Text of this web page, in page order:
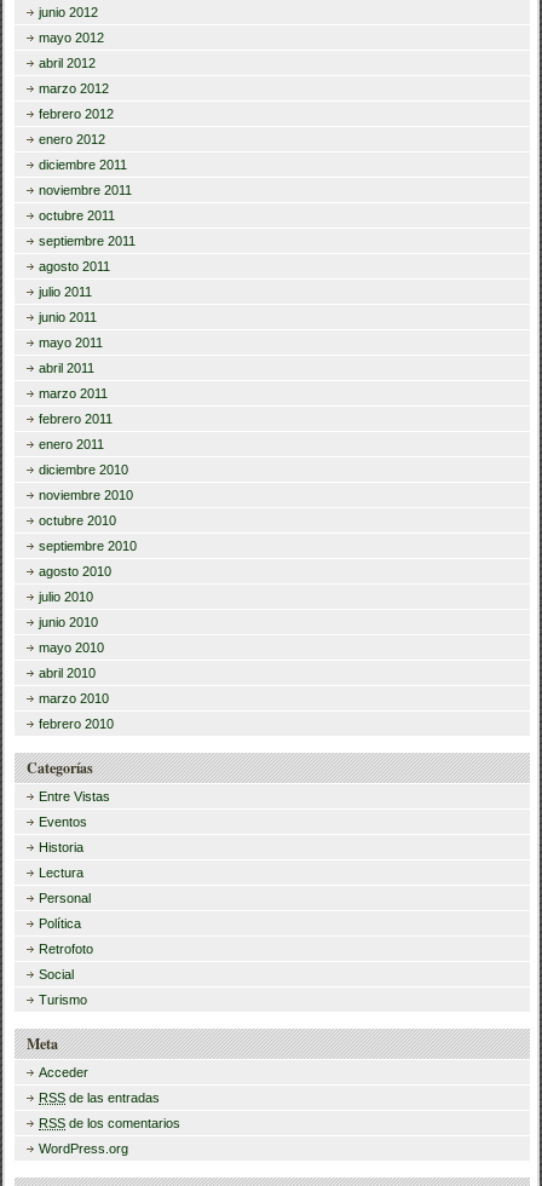
junio 2012
mayo 2012
abril 2012
marzo 2012
febrero 2012
enero 2012
diciembre 2011
noviembre 2011
octubre 2011
septiembre 2011
agosto 2011
julio 2011
junio 2011
mayo 2011
abril 2011
marzo 2011
febrero 2011
enero 2011
diciembre 2010
noviembre 2010
octubre 2010
septiembre 2010
agosto 2010
julio 2010
junio 2010
mayo 2010
abril 2010
marzo 2010
febrero 2010
Categorías
Entre Vistas
Eventos
Historia
Lectura
Personal
Política
Retrofoto
Social
Turismo
Meta
Acceder
RSS de las entradas
RSS de los comentarios
WordPress.org